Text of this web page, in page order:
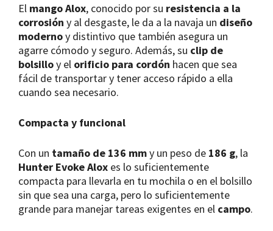
El mango Alox, conocido por su resistencia a la
corrosión y al desgaste, le da a la navaja un diseño
modernoy distintivo que también asegura un
agarre cómodo y seguro. Además, su clip de
bolsilloy el orificio para cordón hacen que sea
fácil de transportar y tener acceso rápido a ella
cuando sea necesario.
Compacta y funcional
Con un tamaño de 136 mmy un peso de 186 g, la
Hunter Evoke Alox es lo suficientemente
compacta para llevarla en tu mochila o en el bolsillo
sin que sea una carga, pero lo suficientemente
grande para manejar tareas exigentes en el campo.